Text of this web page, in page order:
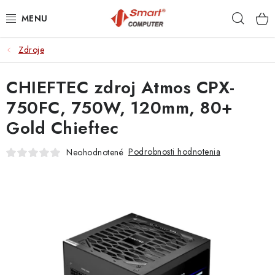
na
NOTEBOOKY
MOBILNÉ ZARIADENIA
PC A KOMPONENTY
PERIFÉRIE
ELEKTRONIKA
Zdroje
CHIEFTEC zdroj Atmos CPX-
750FC, 750W, 120mm, 80+
Gold Chieftec
Neohodnotené Podrobnosti hodnotenia